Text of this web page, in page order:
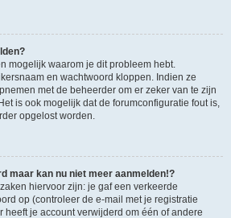
mogelijk waarom je dit probleem hebt.
en wachtwoord kloppen. Indien ze
met de beheerder om er zeker van te zijn
is ook mogelijk dat de forumconfiguratie fout is,
opgelost worden.
maar kan nu niet meer aanmelden!?
hiervoor zijn: je gaf een verkeerde
op (controleer de e-mail met je registratie
heeft je account verwijderd om één of andere